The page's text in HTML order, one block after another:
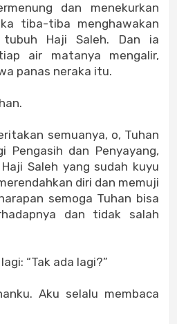
dan menekurkan
tiba-tiba menghawakan
tubuh Haji Saleh. Dan ia
air matanya mengalir,
panas neraka itu.
semuanya, o, Tuhan
Pengasih dan Penyayang,
Saleh yang sudah kuyu
diri dan memuji
semoga Tuhan bisa
dan tidak salah
“Tak ada lagi?”
Aku selalu membaca